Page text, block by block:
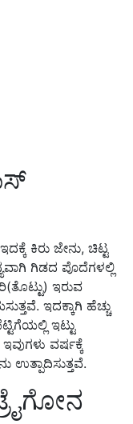
ಕಿರು ಜೇನು, ಚಿಟ್ಟ
ಗಿಡದ ಪೊದೆಗಳಲ್ಲಿ
ಇರುವ
ಇದಕ್ಕಾಗಿ ಹೆಚ್ಚು
ಇಟ್ಟು
ವರ್ಷಕ್ಕೆ
ಉತ್ಪಾದಿಸುತ್ತವೆ.